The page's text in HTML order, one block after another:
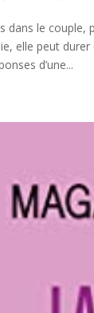
dans le couple,
elle peut
d’une...